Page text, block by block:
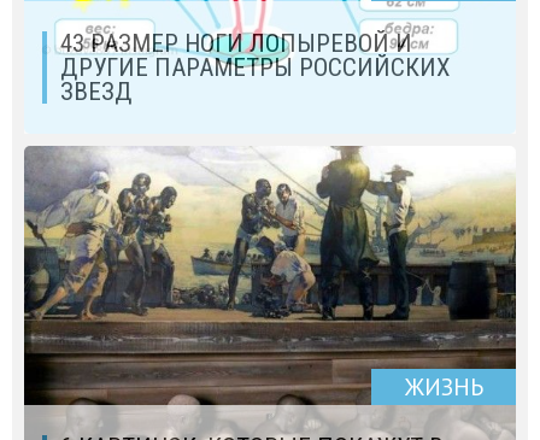
43 РАЗМЕР НОГИ ЛОПЫРЕВОЙ И
ДРУГИЕ ПАРАМЕТРЫ РОССИЙСКИХ
ЗВЕЗД
ЖИЗНЬ